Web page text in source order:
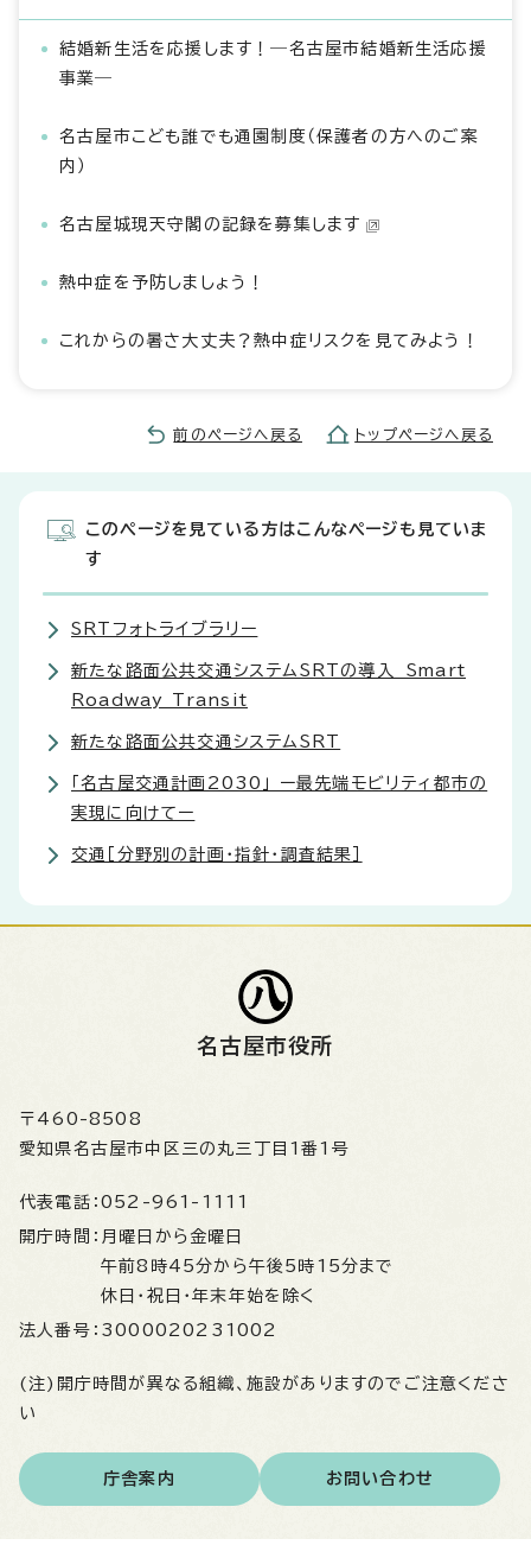
結婚新生活を応援します！―名古屋市結婚新生活応援
事業―
名古屋市こども誰でも通園制度（保護者の方へのご案
内）
名古屋城現天守閣の記録を募集します
熱中症を予防しましょう！
これからの暑さ大丈夫？熱中症リスクを見てみよう！
前のページへ戻る トップページへ戻る
このページを見ている方はこんなページも見ていま
す
SRTフォトライブラリー
新たな路面公共交通システムSRTの導入 Smart
Roadway Transit
新たな路面公共交通システムSRT
「名古屋交通計画2030」 ー最先端モビリティ都市の
実現に向けてー
交通［分野別の計画・指針・調査結果］
名古屋市役所
〒460-8508
愛知県名古屋市中区三の丸三丁目1番1号
代表電話： 052-961-1111
開庁時間： 月曜日から金曜日
午前8時45分から午後5時15分まで
休日・祝日・年末年始を除く
法人番号： 3000020231002
(注)開庁時間が異なる組織、施設がありますのでご注意くださ
い
庁舎案内 お問い合わせ